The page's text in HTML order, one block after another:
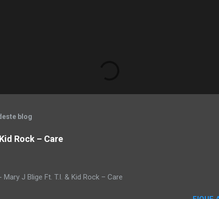
blog
Rock – Care
Mary J Blige Ft. T.I. & Kid Rock – Care